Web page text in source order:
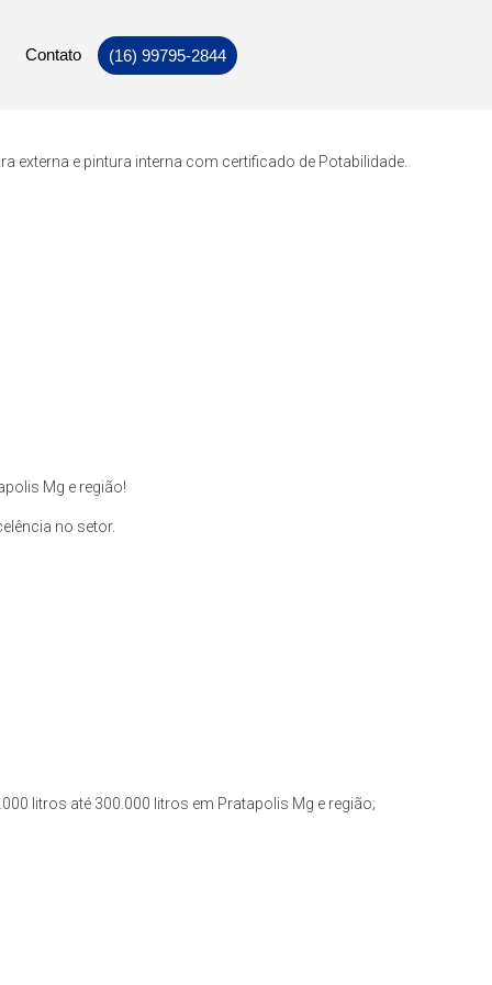
Contato (16) 99795-2844
e pintura interna com certificado de Potabilidade.
Mg e região!
no setor.
litros até 300.000 litros em Pratapolis Mg e região;